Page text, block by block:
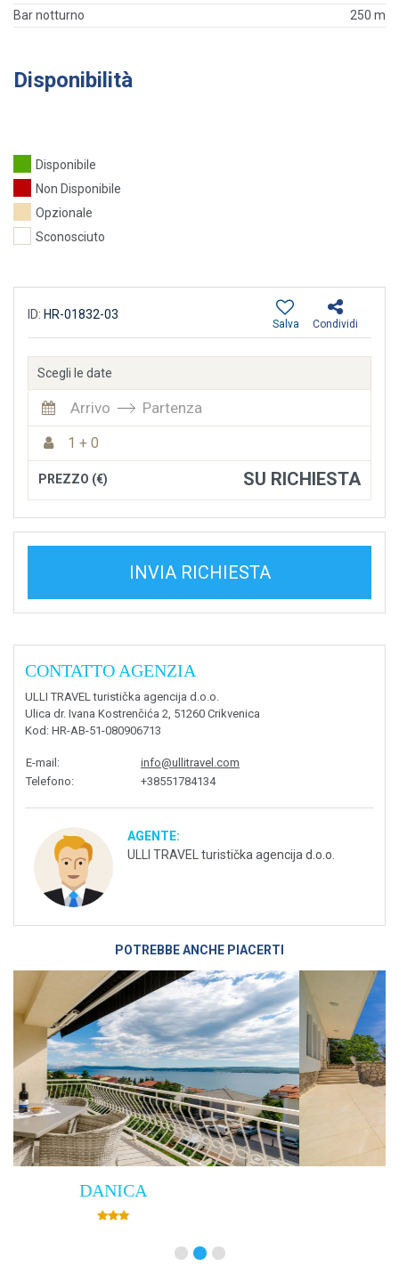
Bar notturno 250 m
Disponibilità
Disponibile
Non Disponibile
Opzionale
Sconosciuto
ID: HR-01832-03
Condividi
Salva
Scegli le date
Arrivo Partenza
1 + 0
PREZZO (€) SU RICHIESTA
INVIA RICHIESTA
CONTATTO AGENZIA
ULLI TRAVEL turistička agencija d.o.o.
Ulica dr. Ivana Kostrenčića 2, 51260 Crikvenica
Kod: HR-AB-51-080906713
E-mail:
info@ullitravel.com
Telefono: +38551784134
AGENTE:
ULLI TRAVEL turistička agencija d.o.o.
POTREBBE ANCHE PIACERTI